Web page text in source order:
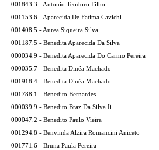
001843.3 - Antonio Teodoro Filho
001153.6 - Aparecida De Fatima Cavichi
001408.5 - Aurea Siqueira Silva
001187.5 - Benedita Aparecida Da Silva
000034.9 - Benedita Aparecida Do Carmo Pereira
000035.7 - Benedita Dinéa Machado
001918.4 - Benedita Dinéa Machado
001788.1 - Benedito Bernardes
000039.9 - Benedito Braz Da Silva Ii
000047.2 - Benedito Paulo Vieira
001294.8 - Benvinda Alzira Romancini Aniceto
001771.6 - Bruna Paula Pereira